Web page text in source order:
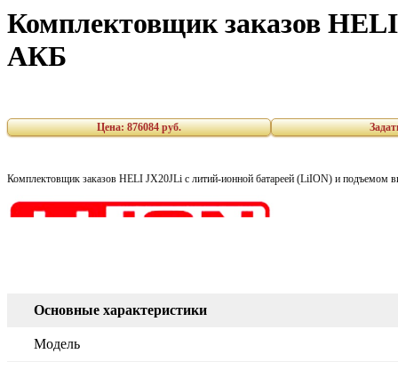
Комплектовщик заказов
АКБ
Цена: 876084 руб.
Комплектовщик заказов HELI JX20JLi с литий-ионной батареей (LiION) и подъемом
Основные характеристики
Модель